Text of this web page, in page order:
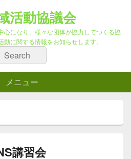
活動協議会
心になり、様々な団体が協力してつくる協
に関する情報をお知らせします。
検
索
メニュー
講習会